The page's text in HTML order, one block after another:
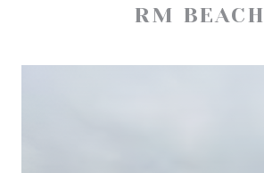
RM BEACH